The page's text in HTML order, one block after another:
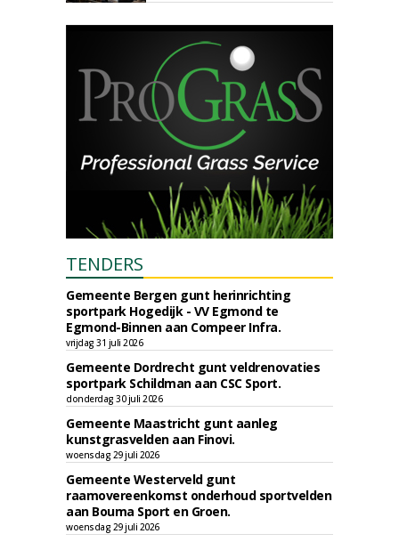
TENDERS
Gemeente Bergen gunt herinrichting
sportpark Hogedijk - VV Egmond te
Egmond-Binnen aan Compeer Infra.
vrijdag 31 juli 2026
Gemeente Dordrecht gunt veldrenovaties
sportpark Schildman aan CSC Sport.
donderdag 30 juli 2026
Gemeente Maastricht gunt aanleg
kunstgrasvelden aan Finovi.
woensdag 29 juli 2026
Gemeente Westerveld gunt
raamovereenkomst onderhoud sportvelden
aan Bouma Sport en Groen.
woensdag 29 juli 2026